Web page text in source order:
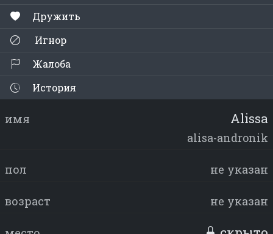
Дружить
Игнор
Жалоба
История
имя Alissa
alisa-andronik
пол не указан
возраст не указан